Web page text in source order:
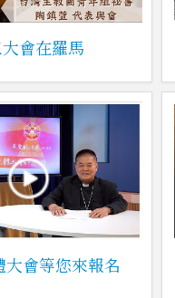
會在羅馬
會等您來報名